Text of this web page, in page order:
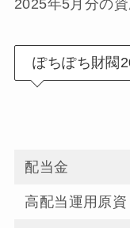
2025年5月分の
ぽちぽち財閥
配当金
高配当運用原資